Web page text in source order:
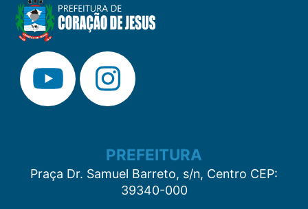
PREFEITURA
Praça Dr. Samuel Barreto, s/n, Centro CEP:
39340-000